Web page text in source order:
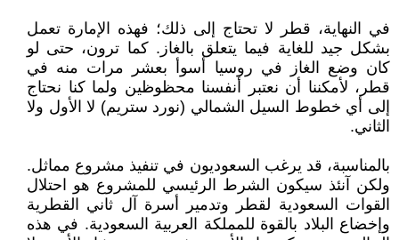
في النهاية، قطر لا تحتاج إلى ذلك؛ فهذه الإمارة تعمل
بشكل جيد للغاية فيما يتعلق بالغاز. كما ترون، حتى لو
كان وضع الغاز في روسيا أسوأ بعشر مرات منه في
قطر، لأمكننا أن نعتبر أنفسنا محظوظين ولما كنا نحتاج
إلى أي خطوط السيل الشمالي (نورد ستريم) لا الأول ولا
الثاني.
بالمناسبة، قد يرغب السعوديون في تنفيذ مشروع مماثل.
ولكن آنئذ سيكون الشرط الرئيسي للمشروع هو احتلال
القوات السعودية لقطر وتدمير أسرة آل ثاني القطرية
وإخضاع البلاد بالقوة للمملكة العربية السعودية. في هذه